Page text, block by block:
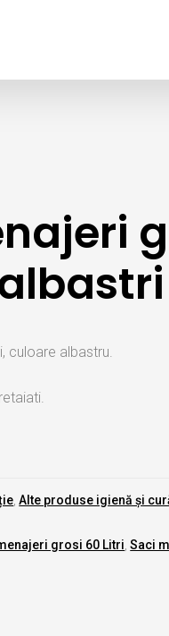
culoare albastru.
,Alte produse igienă și
grosi 60 Litri,Saci